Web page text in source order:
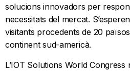
solucions innovadors per
necessitats del mercat.
visitants procedents de 20
continent sud-americà.
L’IOT Solutions World